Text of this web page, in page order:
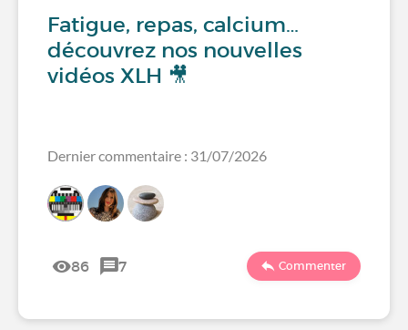
Fatigue, repas, calcium…
découvrez nos nouvelles
vidéos XLH 🎥
Dernier commentaire : 31/07/2026
86 7 Commenter